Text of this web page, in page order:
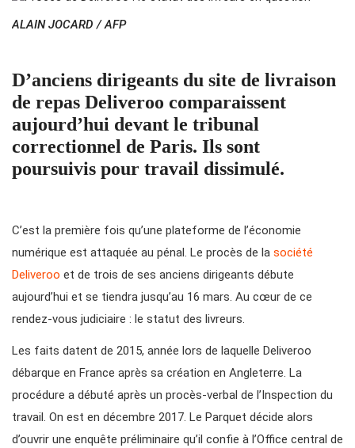
ALAIN JOCARD / AFP
D’anciens dirigeants du site de livraison
de repas Deliveroo comparaissent
aujourd’hui devant le tribunal
correctionnel de Paris. Ils sont
poursuivis pour travail dissimulé.
C’est la première fois qu’une plateforme de l’économie
numérique est attaquée au pénal. Le procès de la société
Deliveroo et de trois de ses anciens dirigeants débute
aujourd’hui et se tiendra jusqu’au 16 mars. Au cœur de ce
rendez-vous judiciaire : le statut des livreurs.
Les faits datent de 2015, année lors de laquelle Deliveroo
débarque en France après sa création en Angleterre. La
procédure a débuté après un procès-verbal de l’Inspection du
travail. On est en décembre 2017. Le Parquet décide alors
d’ouvrir une enquête préliminaire qu’il confie à l’Office central de